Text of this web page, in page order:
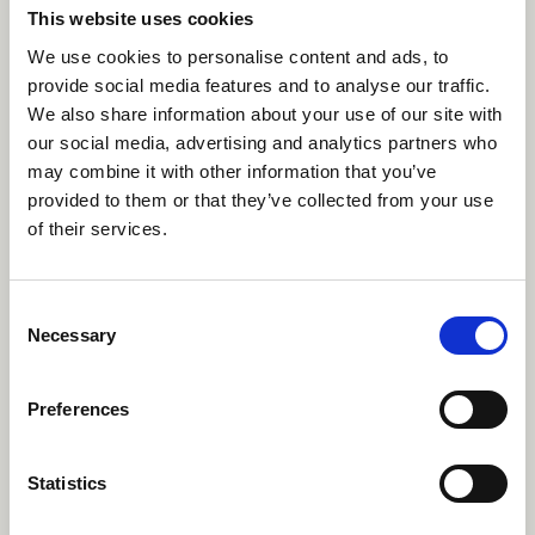
This website uses cookies
We use cookies to personalise content and ads, to
provide social media features and to analyse our traffic.
We also share information about your use of our site with
our social media, advertising and analytics partners who
may combine it with other information that you’ve
provided to them or that they’ve collected from your use
of their services.
Selection
Necessary
Preferences
Statistics
Posted on
13.1.2023
HUS PSYKOTERAPIASEMINAARI
31.3.2023:Terapiakenttä muutoksessa –
Uhka vai mahdollisuus?
category